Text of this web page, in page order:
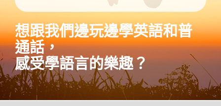
想跟我們邊玩邊學英語和普
通話，
感受學語言的樂趣？